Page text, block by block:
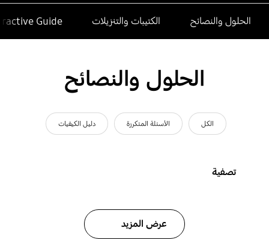
الحلول والنصائح الكتيبات والتنزيلات Guide
الحلول والنصائح
الكل الأسئلة المتكررة دليل الكيفيات
تصفية
عرض المزيد